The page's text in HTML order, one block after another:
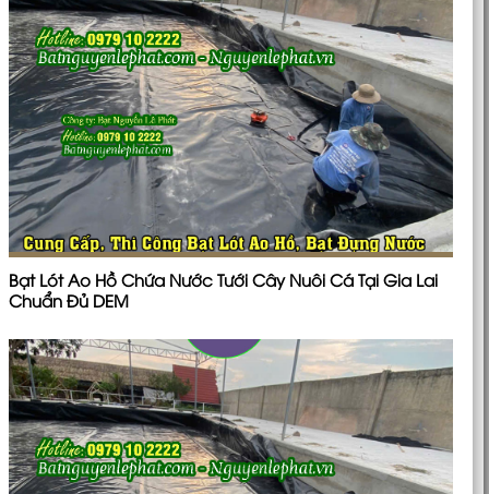
Bạt Lót Ao Hồ Chứa Nước Tưới Cây Nuôi Cá Tại Gia Lai
Chuẩn Đủ DEM